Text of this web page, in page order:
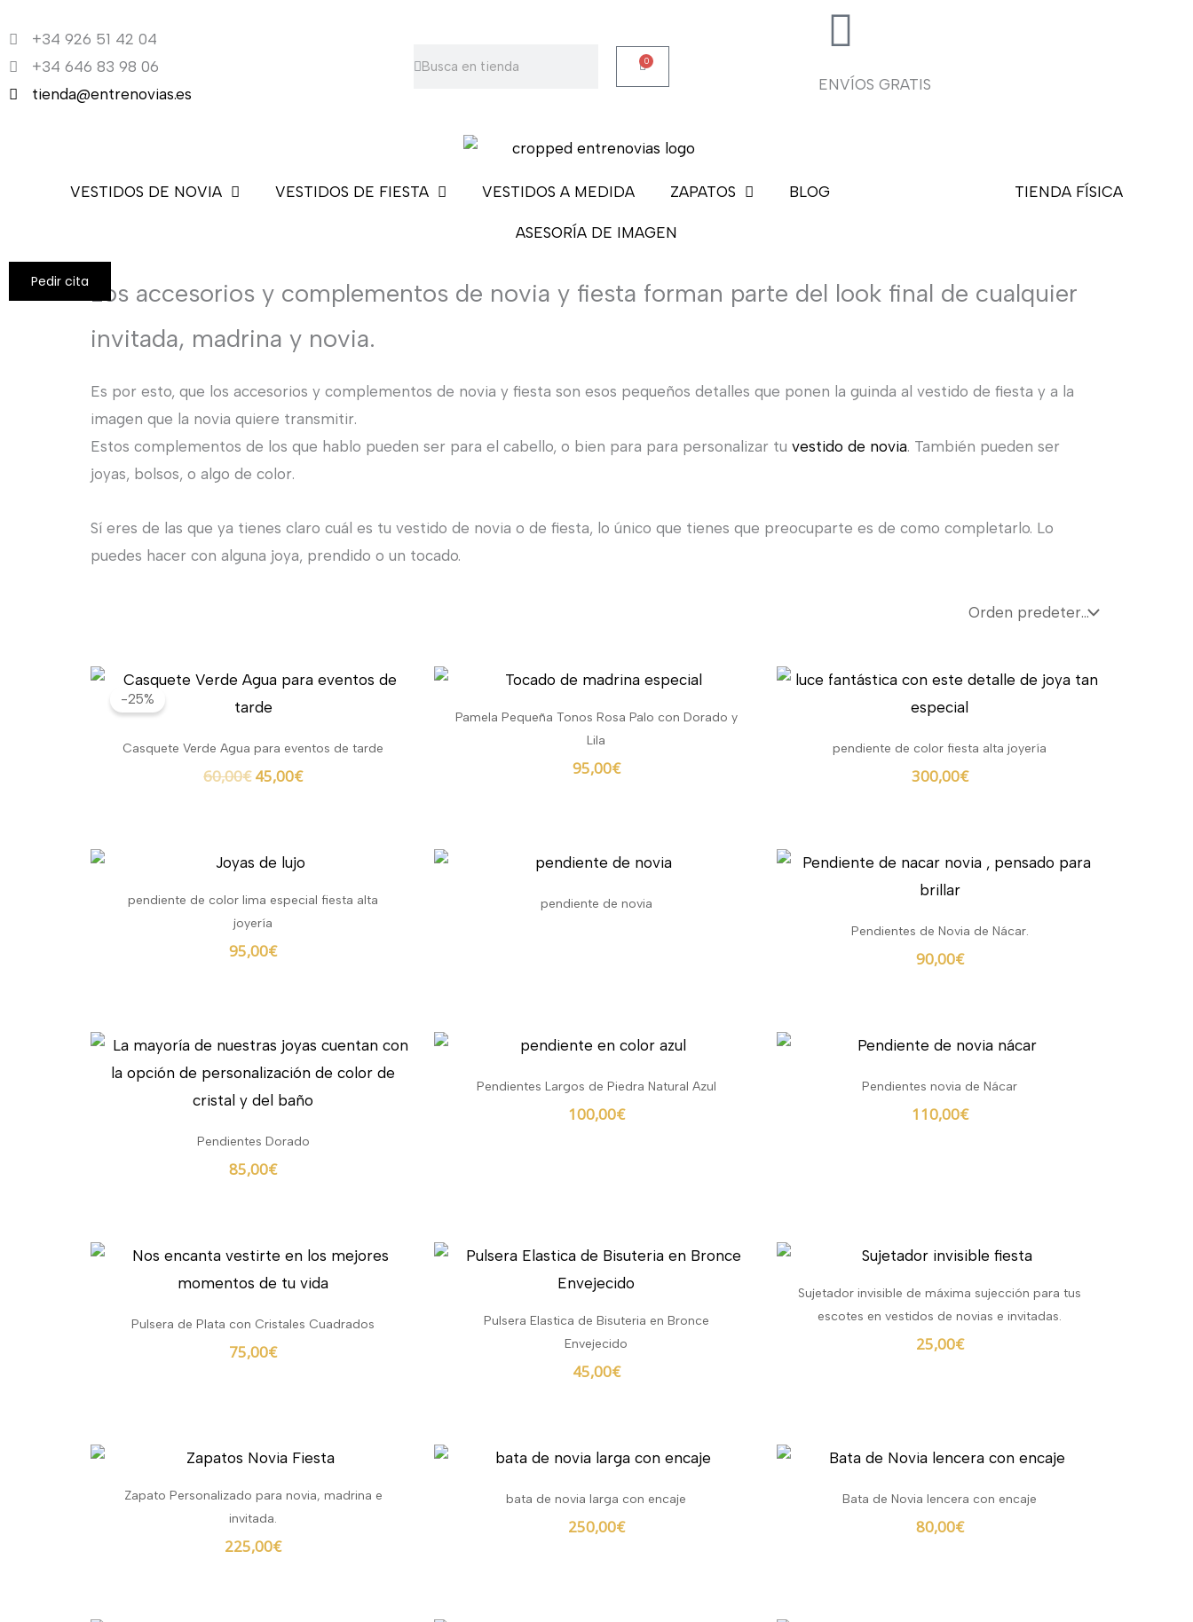
al
contenido
+34 926 51 42 04
+34 646 83 98 06
tienda@entrenovias.es
Buscar 0
Carrito
ENVÍOS GRATIS
VESTIDOS DE NOVIA VESTIDOS DE FIESTA VESTIDOS A MEDIDA ZAPATOS BLOG TIENDA FÍSICA
ASESORÍA DE IMAGEN
Pedir citaLos accesorios y complementos de novia y fiesta forman parte del look final de cualquier
invitada, madrina y novia.
Es por esto, que los accesorios y complementos de novia y fiesta son esos pequeños detalles que ponen la guinda al vestido de fiesta y a la
imagen que la novia quiere transmitir.
Estos complementos de los que hablo pueden ser para el cabello, o bien para para personalizar tu vestido de novia. También pueden ser
joyas, bolsos, o algo de color.
Sí eres de las que ya tienes claro cuál es tu vestido de novia o de fiesta, lo único que tienes que preocuparte es de como completarlo. Lo
puedes hacer con alguna joya, prendido o un tocado.
-25%
Casquete Verde Agua para eventos de tarde
60,00€
El
precio
original
60,00€.
45,00€
El
45,00€.
Pamela Pequeña Tonos Rosa Palo con Dorado y
Lila
95,00€
pendiente de color fiesta alta joyería
300,00€
pendiente de color lima especial fiesta alta
joyería
95,00€
pendiente de novia
Pendientes de Novia de Nácar.
90,00€
Pendientes Dorado
85,00€
Pendientes Largos de Piedra Natural Azul
100,00€
Pendientes novia de Nácar
110,00€
Pulsera de Plata con Cristales Cuadrados
75,00€
Pulsera Elastica de Bisuteria en Bronce
Envejecido
45,00€
Sujetador invisible de máxima sujección para tus
escotes en vestidos de novias e invitadas.
25,00€
Zapato Personalizado para novia, madrina e
invitada.
225,00€
bata de novia larga con encaje
250,00€
Bata de Novia lencera con encaje
80,00€